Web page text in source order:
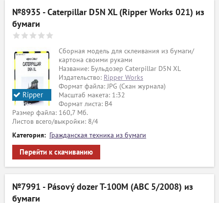
№8935 - Caterpillar D5N XL (Ripper Works 021) из
бумаги
Ripper
Works
Сборная модель для склеивания из бумаги/
картона своими руками
Название: Бульдозер Caterpillar D5N XL
Издательство: Ripper Works
Формат файла: JPG (Скан журнала)
Масштаб макета: 1:32
Формат листа: В4
Размер файла: 160,7 Мб.
Листов всего/выкройки: 8/4
Категория: Гражданская техника из бумаги
Перейти к скачиванию
№7991 - Pásový dozer T-100M (ABC 5/2008) из
бумаги